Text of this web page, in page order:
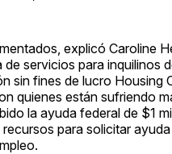
explicó Caroline
de servicios para inquilinos
sin fines de lucro Housing
quienes están sufriendo
la ayuda federal de $1
para solicitar